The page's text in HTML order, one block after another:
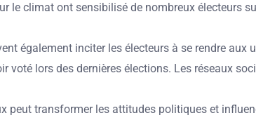
le climat ont sensibilisé de nombreux électeurs
également inciter les électeurs à se rendre aux
voté lors des dernières élections. Les réseaux
peut transformer les attitudes politiques et